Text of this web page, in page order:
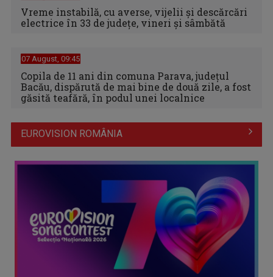
Vreme instabilă, cu averse, vijelii şi descărcări
electrice în 33 de judeţe, vineri şi sâmbătă
07 August, 09:45
Copila de 11 ani din comuna Parava, judeţul
Bacău, dispărută de mai bine de două zile, a fost
găsită teafără, în podul unei localnice
EUROVISION ROMÂNIA